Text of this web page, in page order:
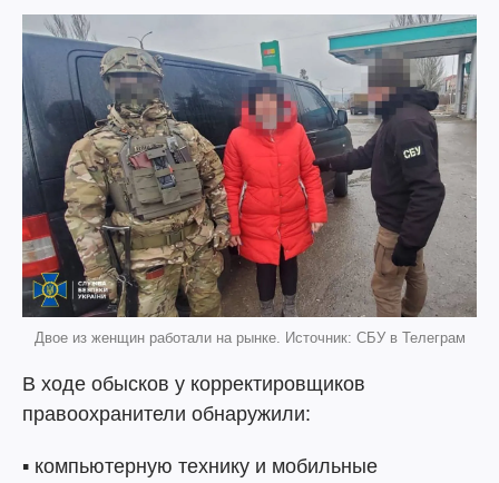
Двое из женщин работали на рынке. Источник: СБУ в Телеграм
В ходе обысков у корректировщиков
правоохранители обнаружили:
▪️ компьютерную технику и мобильные